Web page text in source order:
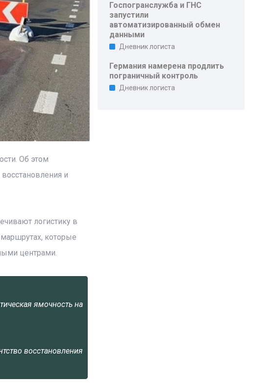
Об этом
и
логистику в
которые
центрами.
ямочность на
восстановления
Госпогранслужба и ГНС
запустили
автоматизированный обмен
данными
Дневник логиста
Германия намерена продлить
пограничный контроль
Дневник логиста